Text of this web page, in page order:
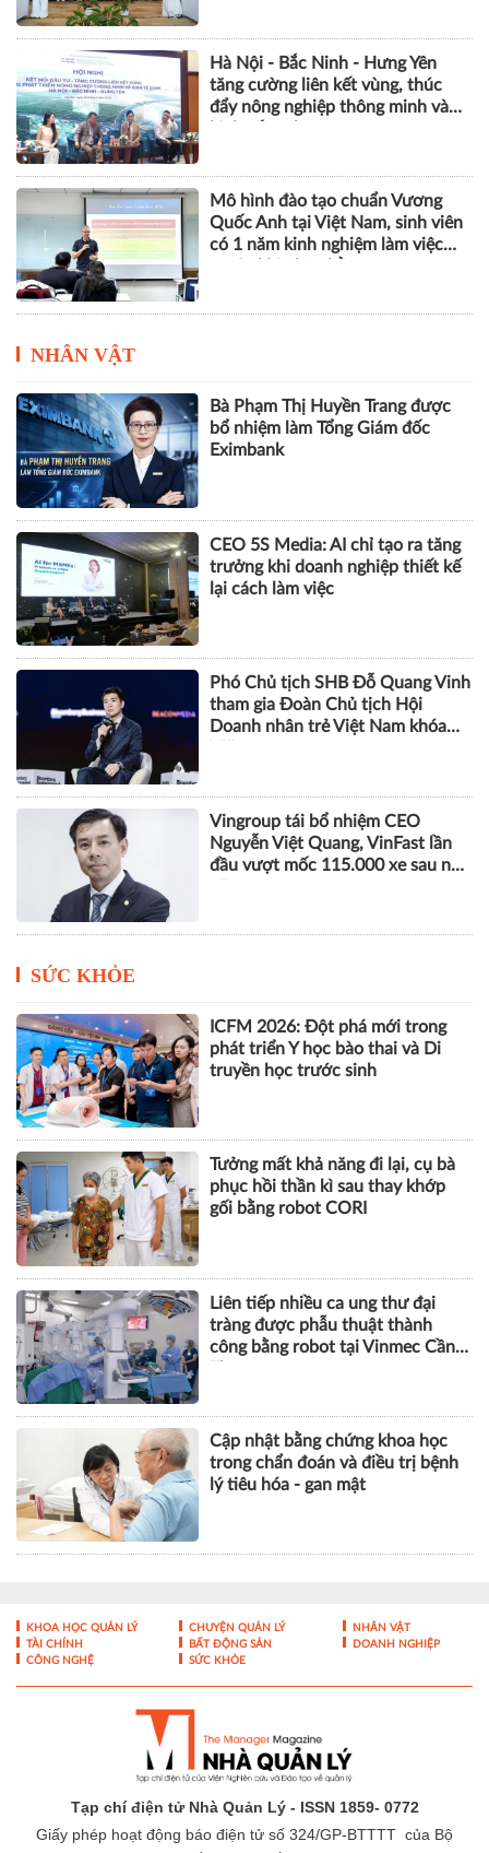
Hà Nội - Bắc Ninh - Hưng Yên
tăng cường liên kết vùng, thúc
đẩy nông nghiệp thông minh và
Mô hình đào tạo chuẩn Vương
Quốc Anh tại Việt Nam, sinh viên
có 1 năm kinh nghiệm làm việc
NHÂN VẬT
Bà Phạm Thị Huyền Trang được
bổ nhiệm làm Tổng Giám đốc
Eximbank
CEO 5S Media: AI chỉ tạo ra tăng
trưởng khi doanh nghiệp thiết kế
lại cách làm việc
Phó Chủ tịch SHB Đỗ Quang Vinh
tham gia Đoàn Chủ tịch Hội
Doanh nhân trẻ Việt Nam khóa
Vingroup tái bổ nhiệm CEO
Nguyễn Việt Quang, VinFast lần
đầu vượt mốc 115.000 xe sau nửa
SỨC KHỎE
ICFM 2026: Đột phá mới trong
phát triển Y học bào thai và Di
truyền học trước sinh
Tưởng mất khả năng đi lại, cụ bà
phục hồi thần kì sau thay khớp
gối bằng robot CORI
Liên tiếp nhiều ca ung thư đại
tràng được phẫu thuật thành
công bằng robot tại Vinmec Cần
Cập nhật bằng chứng khoa học
trong chẩn đoán và điều trị bệnh
lý tiêu hóa - gan mật
KHOA HỌC QUẢN LÝ CHUYỆN QUẢN LÝ
NHÂN VẬT
TÀI CHÍNH
BẤT ĐỘNG SẢN
DOANH NGHIỆP
CÔNG NGHỆ
SỨC KHỎE
Tạp chí điện tử Nhà Quản Lý - ISSN 1859- 0772
Giấy phép hoạt động báo điện tử số 324/GP-BTTTT của Bộ